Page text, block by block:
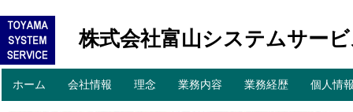
株式会社富山システムサー
メインメニュー
コ
ン
ホーム 会社情報 理念 業務内容 業務経歴 個人情